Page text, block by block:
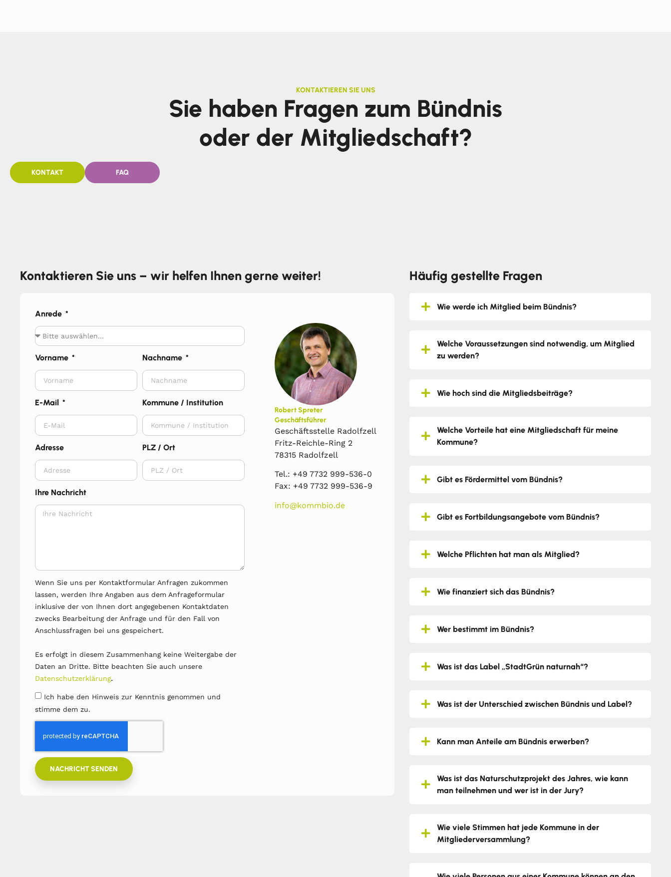
KONTAKTIEREN SIE UNS
Sie haben Fragen zum Bündnis
oder der Mitgliedschaft?
KONTAKT FAQ
Kontaktieren Sie uns – wir helfen Ihnen gerne weiter!
Anrede
Vorname Nachname
E-Mail Kommune / Institution
Adresse PLZ / Ort
Ihre Nachricht
Wenn Sie uns per Kontaktformular Anfragen zukommen
lassen, werden Ihre Angaben aus dem Anfrageformular
inklusive der von Ihnen dort angegebenen Kontaktdaten
zwecks Bearbeitung der Anfrage und für den Fall von
Anschlussfragen bei uns gespeichert.
Es erfolgt in diesem Zusammenhang keine Weitergabe der
Daten an Dritte. Bitte beachten Sie auch unsere
Datenschutzerklärung.
Ich habe den Hinweis zur Kenntnis genommen und
stimme dem zu.
NACHRICHT SENDEN
Robert Spreter
Geschäftsführer
Geschäftsstelle Radolfzell
Fritz-Reichle-Ring 2
78315 Radolfzell
Tel.: +49 7732 999-536-0
Fax: +49 7732 999-536-9
info@kommbio.de
Häufig gestellte Fragen
Wie werde ich Mitglied beim Bündnis?
Welche Voraussetzungen sind notwendig, um Mitglied
zu werden?
Wie hoch sind die Mitgliedsbeiträge?
Welche Vorteile hat eine Mitgliedschaft für meine
Kommune?
Gibt es Fördermittel vom Bündnis?
Gibt es Fortbildungsangebote vom Bündnis?
Welche Pflichten hat man als Mitglied?
Wie finanziert sich das Bündnis?
Wer bestimmt im Bündnis?
Was ist das Label „StadtGrün naturnah“?
Was ist der Unterschied zwischen Bündnis und Label?
Kann man Anteile am Bündnis erwerben?
Was ist das Naturschutzprojekt des Jahres, wie kann
man teilnehmen und wer ist in der Jury?
Wie viele Stimmen hat jede Kommune in der
Mitgliederversammlung?